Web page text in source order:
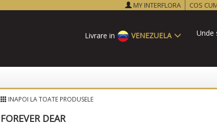
MY INTERFLORA COS
Unde
VENEZUELA
Livrare in
INAPOI LA TOATE PRODUSELE
FOREVER DEAR